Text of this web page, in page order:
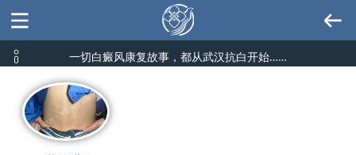
一切白癜风康复故事，都从武汉抗白开始……